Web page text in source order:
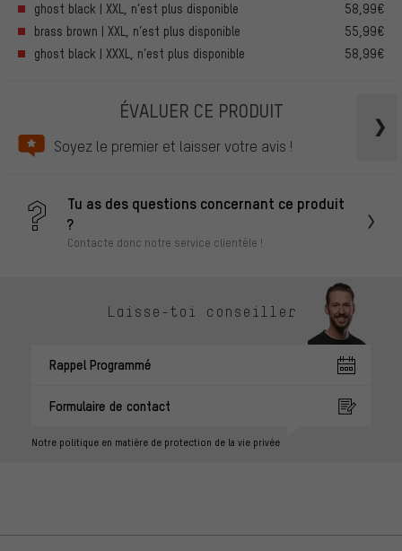
ghost black | XXL, n’est plus disponible
58,99€
brass brown | XXL, n’est plus disponible
55,99€
ghost black | XXXL, n’est plus disponible
58,99€
ÉVALUER CE PRODUIT
Soyez le premier et laisser votre avis !
Tu as des questions concernant ce produit
?
Contacte donc notre service clientèle !
Laisse-toi conseiller
Rappel Programmé
Formulaire de contact
Notre politique en matière de protection de la vie privée